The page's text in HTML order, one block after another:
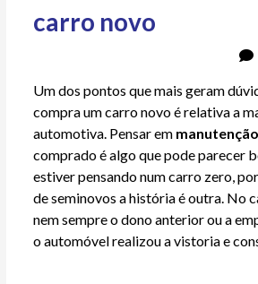
carro novo
Um dos pontos que mais geram
compra um carro novo é relativa a
automotiva. Pensar em
comprado é algo que pode parecer
estiver pensando num carro zero,
de seminovos a história é outra. No
nem sempre o dono anterior ou a
o automóvel realizou a vistoria e